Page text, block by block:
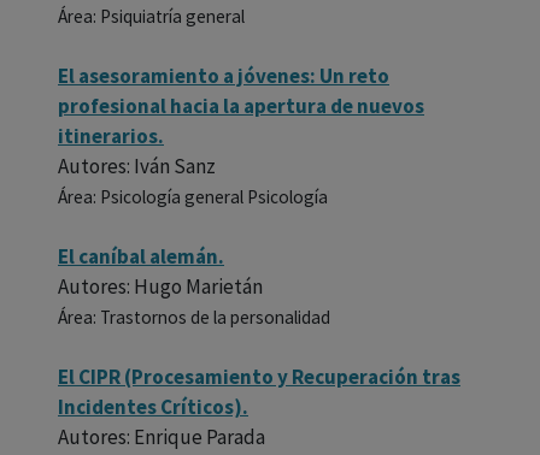
Área: Psiquiatría general
El asesoramiento a jóvenes: Un reto
profesional hacia la apertura de nuevos
itinerarios.
Autores: Iván Sanz
Área: Psicología general Psicología
El caníbal alemán.
Autores: Hugo Marietán
Área: Trastornos de la personalidad
El CIPR (Procesamiento y Recuperación tras
Incidentes Críticos).
Autores: Enrique Parada